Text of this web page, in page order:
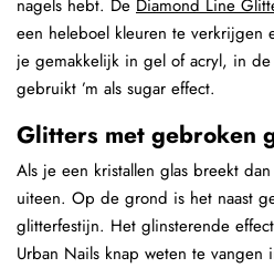
nagels hebt. De Diamond Line
een heleboel kleuren te verkrijgen
je gemakkelijk in gel of acryl, in
gebruikt ’m als sugar effect.
Glitters met gebroken
Als je een kristallen glas breekt
uiteen. Op de grond is het naast
glitterfestijn. Het glinsterende
Urban Nails knap weten te vangen